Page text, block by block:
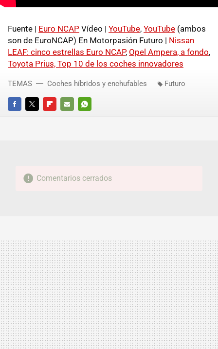
Fuente | Euro NCAP Vídeo | YouTube, YouTube (ambos
son de EuroNCAP) En Motorpasión Futuro | Nissan
LEAF: cinco estrellas Euro NCAP, Opel Ampera, a fondo,
Toyota Prius, Top 10 de los coches innovadores
FACEBOOKTWITTERFLIPBOARD
E-
WHATSAPP
TEMAS Coches híbridos y enchufables Futuro
Comentarios cerrados